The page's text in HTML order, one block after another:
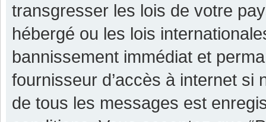
transgresser les lois de votre
hébergé ou les lois
bannissement immédiat et
fournisseur d’accès à internet si
de tous les messages est